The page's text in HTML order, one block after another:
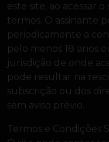
este site, ao acessar
termos. O assinante
periodicamente a
pelo menos 18 anos
jurisdição de onde
pode resultar na
subscrição ou dos
sem aviso prévio.
Termos e Condições